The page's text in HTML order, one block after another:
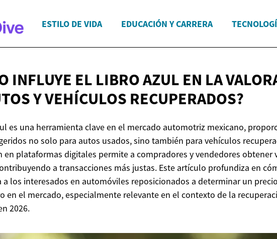
ESTILO DE VIDA EDUCACIÓN Y CARRERA
INFLUYE EL LIBRO AZUL EN LA
YVEHÍCULOS RECUPERADOS?
es una herramienta clave en el mercado automotriz mexicano,
no solo para autos usados, sino también para vehículos
en plataformas digitales permite a compradores y vendedores obtener
a transacciones más justas. Este artículo profundiza en
a los interesados en automóviles reposicionados a determinar un
en el mercado, especialmente relevante en el contexto de la
2026.